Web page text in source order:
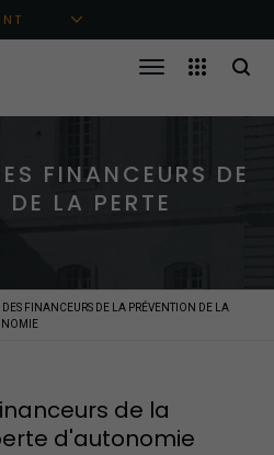
FINANCEURS DE
LA PERTE
FINANCEURS DE LA PRÉVENTION DE LA
de la
d'autonomie